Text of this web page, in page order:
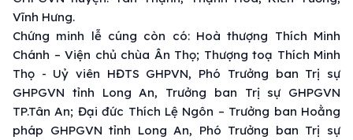
Vĩnh Hưng.
Chứng minh lễ cúng còn có: Hoà thượng Thích Minh
Chánh – Viện chủ chùa Ân Thọ; Thượng toạ Thích Minh
Thọ - Uỷ viên HĐTS GHPVN, Phó Trưởng ban Trị sự
GHPGVN tỉnh Long An, Trưởng ban Trị sự GHPGVN
TP.Tân An; Đại đức Thích Lệ Ngôn – Trưởng ban Hoằng
pháp GHPGVN tỉnh Long An, Phó Trưởng ban Trị sự